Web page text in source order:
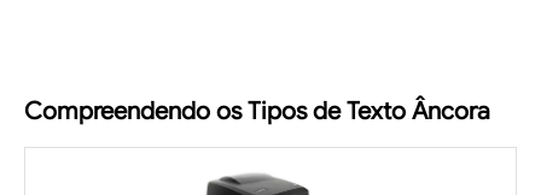
Compreendendo os Tipos de Texto Âncora